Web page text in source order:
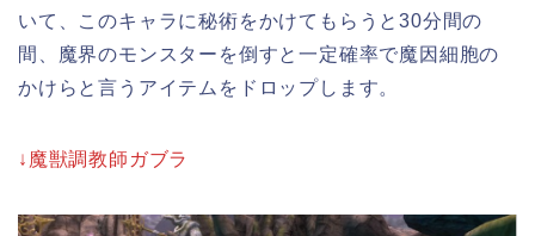
いて、このキャラに秘術をかけてもらうと30分間の
間、魔界のモンスターを倒すと一定確率で魔因細胞の
かけらと言うアイテムをドロップします。
↓魔獣調教師ガブラ